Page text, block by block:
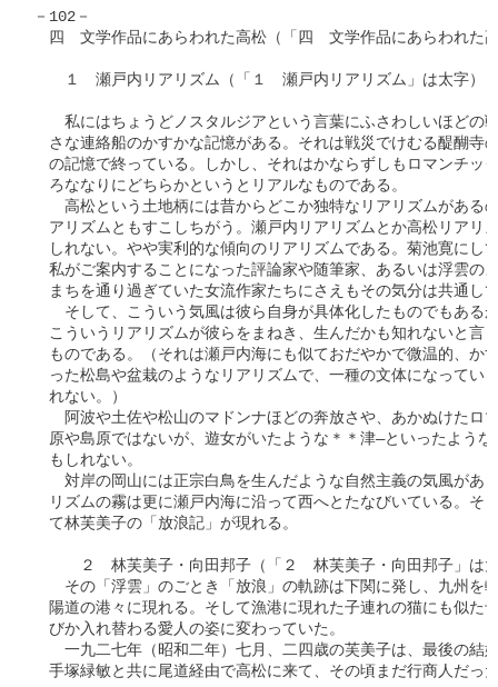
－102－
四　文学作品にあらわれた高松（「四　文学作品にあらわれた
１　瀬戸内リアリズム（「１　瀬戸内リアリズム」は太字）
私にはちょうどノスタルジアという言葉にふさわしいほどの
さな連絡船のかすかな記憶がある。それは戦災でけむる醍醐寺
の記憶で終っている。しかし、それはかならずしもロマンチッ
ろななりにどちらかというとリアルなものである。
高松という土地柄には昔からどこか独特なリアリズムがある
アリズムともすこしちがう。瀬戸内リアリズムとか高松リアリ
しれない。やや実利的な傾向のリアリズムである。菊池寛にし
私がご案内することになった評論家や随筆家、あるいは浮雲の
まちを通り過ぎていた女流作家たちにさえもその気分は共通し
そして、こういう気風は彼ら自身が具体化したものでもある
こういうリアリズムが彼らをまねき、生んだかも知れないと言
ものである。（それは瀬戸内海にも似ておだやかで微温的、か
った松島や盆栽のようなリアリズムで、一種の文体になってい
れない。）
阿波や土佐や松山のマドンナほどの奔放さや、あかぬけたロ
原や島原ではないが、遊女がいたような＊＊津―といったよう
もしれない。
対岸の岡山には正宗白鳥を生んだような自然主義の気風があ
リズムの霧は更に瀬戸内海に沿って西へとたなびいている。そ
て林芙美子の「放浪記」が現れる。　　　　　　　　　　　　
２　林芙美子・向田邦子（「２　林芙美子・向田邦子」は
その「浮雲」のごとき「放浪」の軌跡は下関に発し、九州を
陽道の港々に現れる。そして漁港に現れた子連れの猫にも似た
びか入れ替わる愛人の姿に変わっていた。
一九二七年（昭和二年）七月、二四歳の芙美子は、最後の結
手塚緑敏と共に尾道経由で高松に来て、その頃まだ行商人だっ